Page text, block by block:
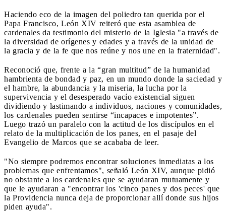
Haciendo eco de la imagen del poliedro tan querida por el
Papa Francisco, León XIV reiteró que esta asamblea de
cardenales da testimonio del misterio de la Iglesia "a través de
la diversidad de orígenes y edades y a través de la unidad de
la gracia y de la fe que nos reúne y nos une en la fraternidad".
Reconoció que, frente a la “gran multitud” de la humanidad
hambrienta de bondad y paz, en un mundo donde la saciedad y
el hambre, la abundancia y la miseria, la lucha por la
supervivencia y el desesperado vacío existencial siguen
dividiendo y lastimando a individuos, naciones y comunidades,
los cardenales pueden sentirse “incapaces e impotentes”.
Luego trazó un paralelo con la actitud de los discípulos en el
relato de la multiplicación de los panes, en el pasaje del
Evangelio de Marcos que se acababa de leer.
"No siempre podremos encontrar soluciones inmediatas a los
problemas que enfrentamos", señaló León XIV, aunque pidió
no obstante a los cardenales que se ayudaran mutuamente y
que le ayudaran a "encontrar los 'cinco panes y dos peces' que
la Providencia nunca deja de proporcionar allí donde sus hijos
piden ayuda".